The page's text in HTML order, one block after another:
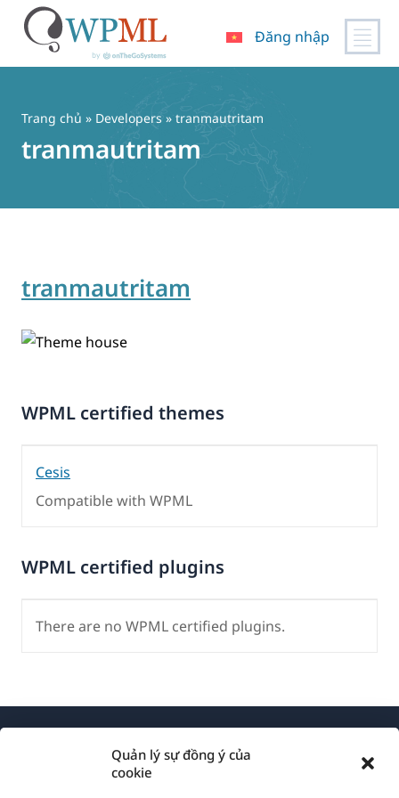
Quản lý sự đồng ý của
cookie
Đăng nhập
Trang chủ » Developers » tranmautritam
tranmautritam
tranmautritam
WPML certified themes
Cesis
Compatible with WPML
WPML certified plugins
There are no WPML certified plugins.